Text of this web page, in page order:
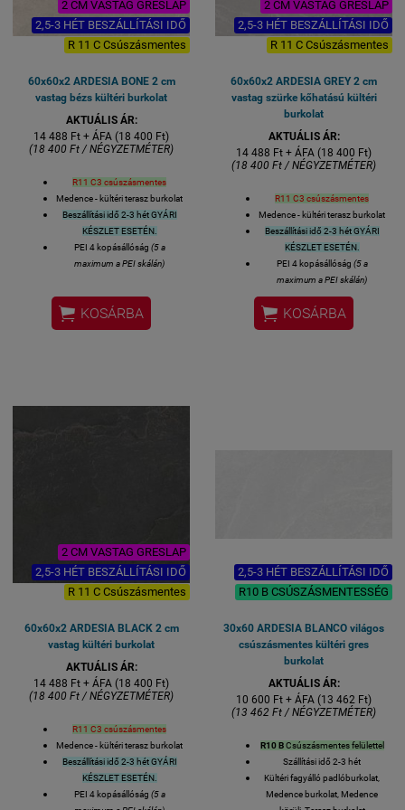
2 CM VASTAG GRESLAP
2,5-3 HÉT BESZÁLLÍTÁSI IDŐ
R 11 C Csúszásmentes
60x60x2 ARDESIA BONE 2 cm
vastag bézs kültéri burkolat
AKTUÁLIS ÁR:
14 488 Ft + ÁFA (18 400 Ft)
(18 400 Ft / NÉGYZETMÉTER)
R11 C3 csúszásmentes
Medence - kültéri terasz burkolat
Beszállítási idő 2-3 hét GYÁRI
KÉSZLET ESETÉN.
PEI 4 kopásállóság (5 a
maximum a PEI skálán)
fagyálló, kültérben is
felhasználható
Felhasználható: kültéri terasz
 KOSÁRBA
2 CM VASTAG GRESLAP
2,5-3 HÉT BESZÁLLÍTÁSI IDŐ
R 11 C Csúszásmentes
60x60x2 ARDESIA GREY 2 cm
vastag szürke kőhatású kültéri
burkolat
AKTUÁLIS ÁR:
14 488 Ft + ÁFA (18 400 Ft)
(18 400 Ft / NÉGYZETMÉTER)
R11 C3 csúszásmentes
Medence - kültéri terasz burkolat
Beszállítási idő 2-3 hét GYÁRI
KÉSZLET ESETÉN.
PEI 4 kopásállóság (5 a
maximum a PEI skálán)
5% alatti vízfelvétellel, tehát
fagyálló, kültérben is
felhasználható
 KOSÁRBA
2 CM VASTAG GRESLAP
2,5-3 HÉT BESZÁLLÍTÁSI IDŐ
R 11 C Csúszásmentes
60x60x2 ARDESIA BLACK 2 cm
vastag kültéri burkolat
AKTUÁLIS ÁR:
14 488 Ft + ÁFA (18 400 Ft)
(18 400 Ft / NÉGYZETMÉTER)
R11 C3 csúszásmentes
Medence - kültéri terasz burkolat
Beszállítási idő 2-3 hét GYÁRI
KÉSZLET ESETÉN.
PEI 4 kopásállóság (5 a
2,5-3 HÉT BESZÁLLÍTÁSI IDŐ
R10 B CSÚSZÁSMENTESSÉG
30x60 ARDESIA BLANCO világos
csúszásmentes kültéri gres
burkolat
AKTUÁLIS ÁR:
10 600 Ft + ÁFA (13 462 Ft)
(13 462 Ft / NÉGYZETMÉTER)
R10 BCsúszásmentes felülettel
Szállítási idő 2-3 hét
Kültéri fagyálló padlóburkolat,
Medence burkolat, Medence